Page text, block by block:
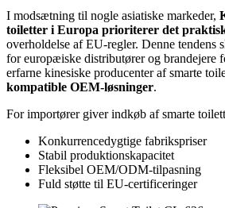
I modsætning til nogle asiatiske markeder,
toiletter i Europa prioriterer det
overholdelse af EU-regler. Denne tendens
for europæiske distributører og brandejere
erfarne kinesiske producenter af smarte
kompatible OEM-løsninger.
For importører giver indkøb af smarte
Konkurrencedygtige fabrikspriser
Stabil produktionskapacitet
Fleksibel OEM/ODM-tilpasning
Fuld støtte til EU-certificeringer